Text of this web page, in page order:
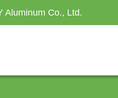
Aluminum Co., Ltd.